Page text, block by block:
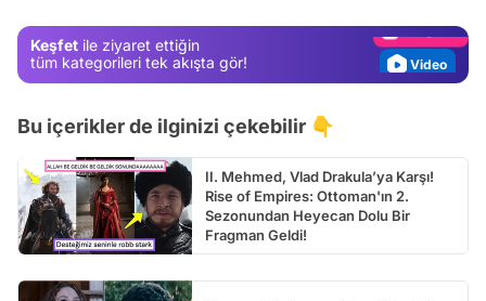
Keşfet ile ziyaret ettiğin
tüm kategorileri tek akışta gör!
Video
Bu içerikler de ilginizi çekebilir 👇
II. Mehmed, Vlad Drakula’ya Karşı!
Rise of Empires: Ottoman'ın 2.
Sezonundan Heyecan Dolu Bir
Fragman Geldi!